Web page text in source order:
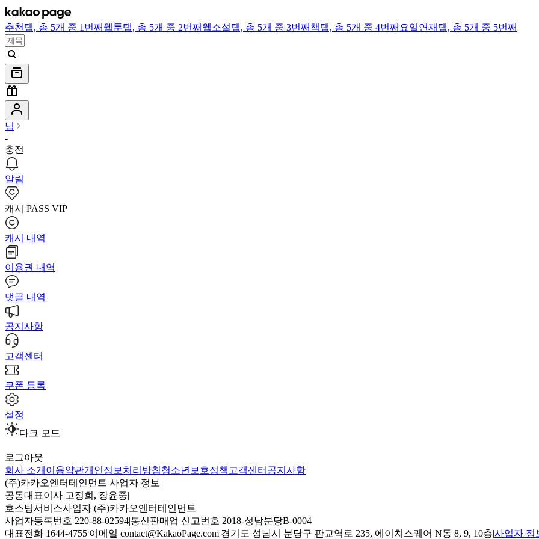
추천 탭, 총 5개 중 1번째 웹툰탭, 총 5개 중 2번째 웹소설탭, 총 5개 중 3번째 책탭, 총 5개 중 4번째 요일연재 탭, 총 5개 중 5번째
님
-
충전
알림
캐시 PASS VIP
캐시 내역
이용권 내역
댓글 내역
공지사항
고객센터
쿠폰 등록
설정
다크 모드
로그아웃
회사 소개 이용약관개인정보처리방침청소년보호정책 고객센터 공지사항
(주)카카오엔터테인먼트 사업자 정보
공동대표이사 고정희, 장윤중|
호스팅서비스사업자 (주)카카오엔터테인먼트
사업자등록번호 220-88-02594|통신판매업 신고번호 2018-성남분당B-0004
대표전화 1644-4755|이메일 contact@KakaoPage.com|경기도 성남시 분당구 판교역로 235, 에이치스퀘어 N동 8, 9, 10층|사업자 정